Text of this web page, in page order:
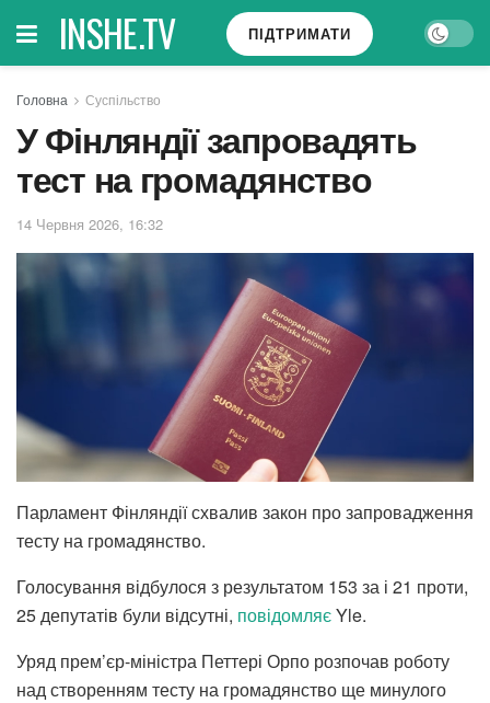
INSHE.TV ПІДТРИМАТИ
Головна Суспільство
У Фінляндії запровадять
тест на громадянство
14 Червня 2026, 16:32
Парламент Фінляндії схвалив закон про запровадження
тесту на громадянство.
Голосування відбулося з результатом 153 за і 21 проти,
25 депутатів були відсутні, повідомляєYle.
Уряд прем’єр-міністра Петтері Орпо розпочав роботу
над створенням тесту на громадянство ще минулого